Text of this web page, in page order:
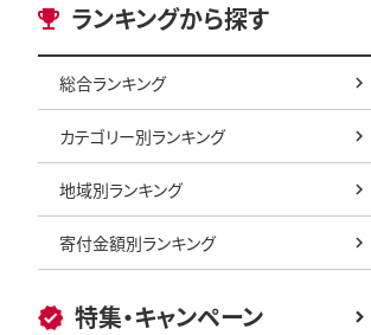
ランキングから探す
総合ランキング
カテゴリー別ランキング
地域別ランキング
寄付金額別ランキング
特集・キャンペーン